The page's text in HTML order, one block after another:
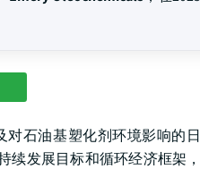
石油基塑化剂环境影响的
续发展目标和循环经济框架